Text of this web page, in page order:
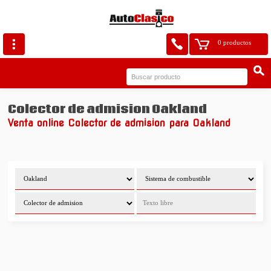
0 productos
Colector de admision Oakland
Venta online Colector de admision para Oakland